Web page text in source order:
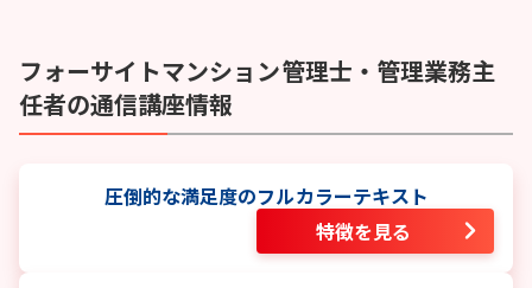
フォーサイトマンション管理士・管理業務主
任者の通信講座情報
圧倒的な満足度のフルカラーテキスト
特徴を見る